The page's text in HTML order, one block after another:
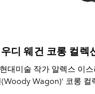
디 웨건 코롱 컬렉
대미술 작가 알렉스 이
(Woody Wagon)‘ 코롱 컬